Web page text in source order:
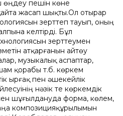
пешін көне
жасап шықты.Ол отырар
зерттеп тауып, оның
келтірді. Бұл
зерттеумен
атқарғанын айтөу
музыкалық аспаптар,
қорабы т.б. көркем
ырғақ пен əшекейлік
нəзік те көркемдік
шұғылдануда форма, көлем,
композицияқұрылымын